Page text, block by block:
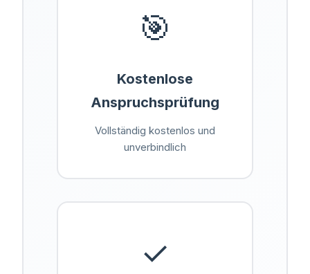
🎯
Kostenlose
Anspruchsprüfung
Vollständig kostenlos und
unverbindlich
✓